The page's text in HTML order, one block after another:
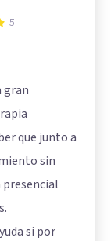
5
gran
que junto a
sin
si por